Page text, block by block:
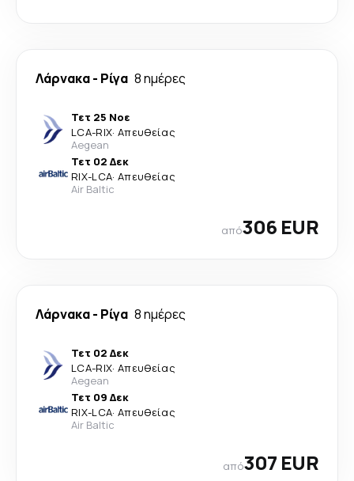
Λάρνακα- Ρίγα 8 ημέρες
Τετ 25 Νοε
LCA-RIX· Απευθείας
Aegean
Τετ 02 Δεκ
RIX-LCA· Απευθείας
Air Baltic
από306 EUR
Λάρνακα- Ρίγα 8 ημέρες
Τετ 02 Δεκ
LCA-RIX· Απευθείας
Aegean
Τετ 09 Δεκ
RIX-LCA· Απευθείας
Air Baltic
από307 EUR